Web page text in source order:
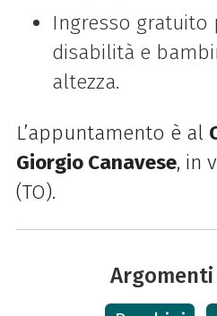
Ingresso gratuito
disabilità e
altezza.
L’appuntamento è al
Giorgio Canavese, in
(TO).